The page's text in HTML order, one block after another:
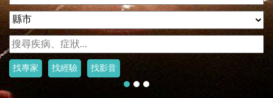
找專家 找經驗 找影音